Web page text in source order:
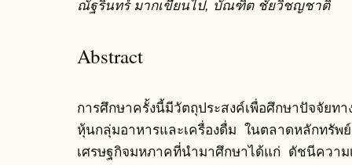
ณัฐรินทร์ มากเขียนไป, บัณฑิต ชัยวิชญชาติ
Abstract
การศึกษาครั้งนี้มีวัตถุประสงค์เพื่อศึกษาปัจจัยท
หุ้นกลุ่มอาหารและเครื่องดื่ม ในตลาดหลักทรัพ
เศรษฐกิจมหภาคที่นำมาศึกษาได้แก่ ดัชนีควา